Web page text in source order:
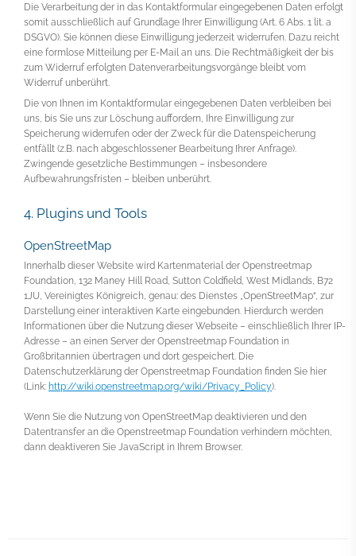
Die Verarbeitung der in das Kontaktformular eingegebenen Daten erfolgt
somit ausschließlich auf Grundlage Ihrer Einwilligung (Art. 6 Abs. 1 lit. a
DSGVO). Sie können diese Einwilligung jederzeit widerrufen. Dazu reicht
eine formlose Mitteilung per E-Mail an uns. Die Rechtmäßigkeit der bis
zum Widerruf erfolgten Datenverarbeitungsvorgänge bleibt vom
Widerruf unberührt.
Die von Ihnen im Kontaktformular eingegebenen Daten verbleiben bei
uns, bis Sie uns zur Löschung auffordern, Ihre Einwilligung zur
Speicherung widerrufen oder der Zweck für die Datenspeicherung
entfällt (z.B. nach abgeschlossener Bearbeitung Ihrer Anfrage).
Zwingende gesetzliche Bestimmungen – insbesondere
Aufbewahrungsfristen – bleiben unberührt.
4. Plugins und Tools
OpenStreetMap
Innerhalb dieser Website wird Kartenmaterial der Openstreetmap
Foundation, 132 Maney Hill Road, Sutton Coldfield, West Midlands, B72
1JU, Vereinigtes Königreich, genau: des Dienstes „OpenStreetMap“, zur
Darstellung einer interaktiven Karte eingebunden. Hierdurch werden
Informationen über die Nutzung dieser Webseite – einschließlich Ihrer IP-
Adresse – an einen Server der Openstreetmap Foundation in
Großbritannien übertragen und dort gespeichert. Die
Datenschutzerklärung der Openstreetmap Foundation finden Sie hier
(Link: http://wiki.openstreetmap.org/wiki/Privacy_Policy).
Wenn Sie die Nutzung von OpenStreetMap deaktivieren und den
Datentransfer an die Openstreetmap Foundation verhindern möchten,
dann deaktiveren Sie JavaScript in Ihrem Browser.